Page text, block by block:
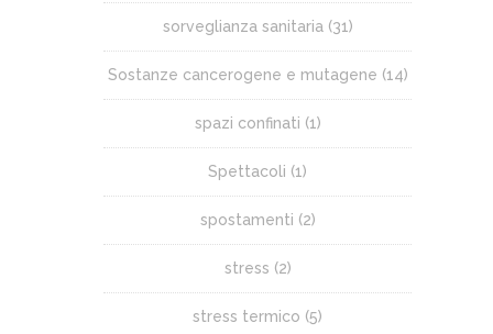
sorveglianza sanitaria(31)
Sostanze cancerogene e mutagene (14)
spazi confinati (1)
Spettacoli (1)
spostamenti (2)
stress (2)
stress termico (5)